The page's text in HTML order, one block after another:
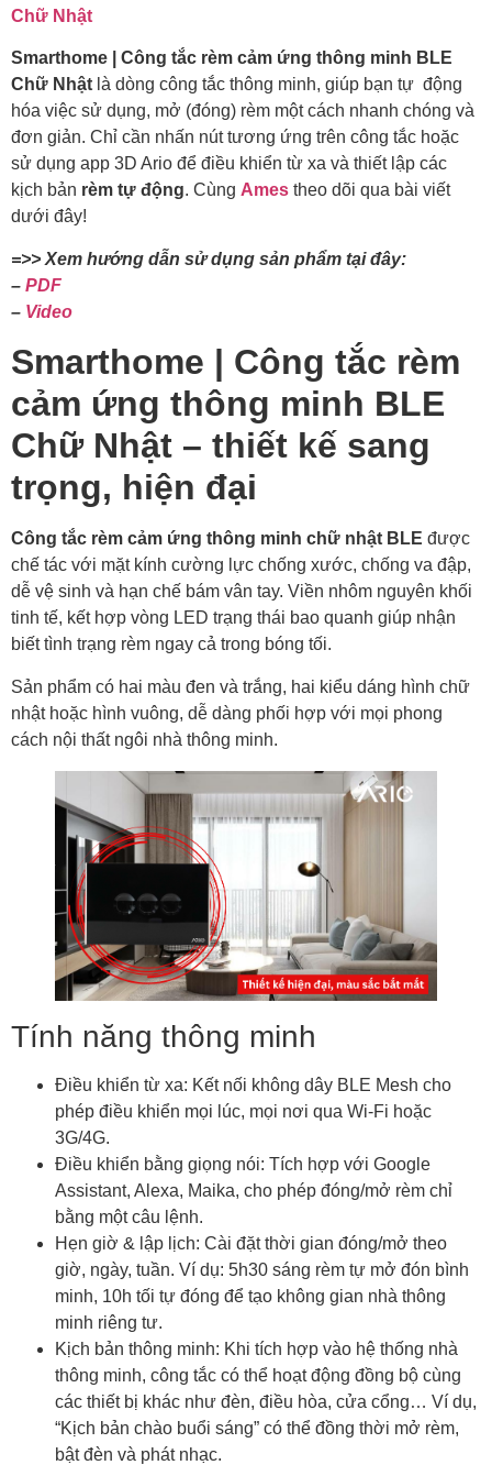
Chữ Nhật
Smarthome | Công tắc rèm cảm ứng thông minh BLE
Chữ Nhật là dòng công tắc thông minh, giúp bạn tự động
hóa việc sử dụng, mở (đóng) rèm một cách nhanh chóng và
đơn giản. Chỉ cần nhấn nút tương ứng trên công tắc hoặc
sử dụng app 3D Ario để điều khiển từ xa và thiết lập các
kịch bản rèm tự động. Cùng Ames theo dõi qua bài viết
dưới đây!
=>> Xem hướng dẫn sử dụng sản phẩm tại đây:
– PDF
– Video
Smarthome | Công tắc rèm
cảm ứng thông minh BLE
Chữ Nhật – thiết kế sang
trọng, hiện đại
Công tắc rèm cảm ứng thông minh chữ nhật BLE được
chế tác với mặt kính cường lực chống xước, chống va đập,
dễ vệ sinh và hạn chế bám vân tay. Viền nhôm nguyên khối
tinh tế, kết hợp vòng LED trạng thái bao quanh giúp nhận
biết tình trạng rèm ngay cả trong bóng tối.
Sản phẩm có hai màu đen và trắng, hai kiểu dáng hình chữ
nhật hoặc hình vuông, dễ dàng phối hợp với mọi phong
cách nội thất ngôi nhà thông minh.
Tính năng thông minh
Điều khiển từ xa: Kết nối không dây BLE Mesh cho
phép điều khiển mọi lúc, mọi nơi qua Wi-Fi hoặc
3G/4G.
Điều khiển bằng giọng nói: Tích hợp với Google
Assistant, Alexa, Maika, cho phép đóng/mở rèm chỉ
bằng một câu lệnh.
Hẹn giờ & lập lịch: Cài đặt thời gian đóng/mở theo
giờ, ngày, tuần. Ví dụ: 5h30 sáng rèm tự mở đón bình
minh, 10h tối tự đóng để tạo không gian nhà thông
minh riêng tư.
Kịch bản thông minh: Khi tích hợp vào hệ thống nhà
thông minh, công tắc có thể hoạt động đồng bộ cùng
các thiết bị khác như đèn, điều hòa, cửa cổng… Ví dụ,
“Kịch bản chào buổi sáng” có thể đồng thời mở rèm,
bật đèn và phát nhạc.